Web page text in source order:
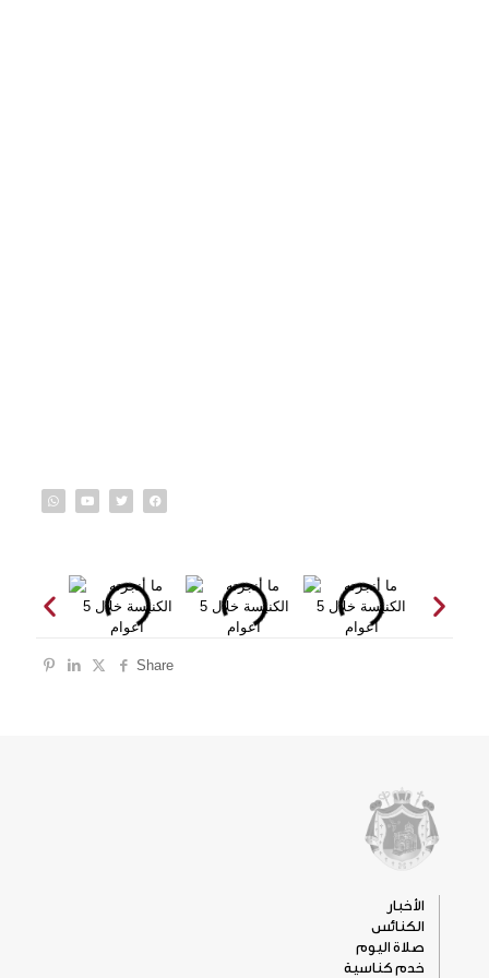
Share
الأخبار
الكنائس
صلاة اليوم
خدم كناسية